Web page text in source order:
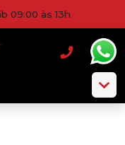
09:00 às 13h